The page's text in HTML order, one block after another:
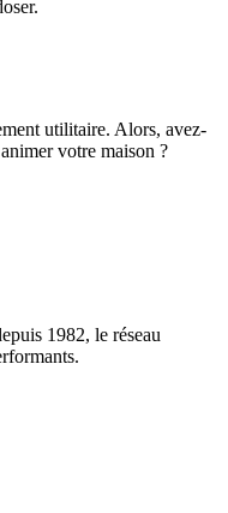
utilitaire. Alors, avez-
votre maison ?
1982, le réseau